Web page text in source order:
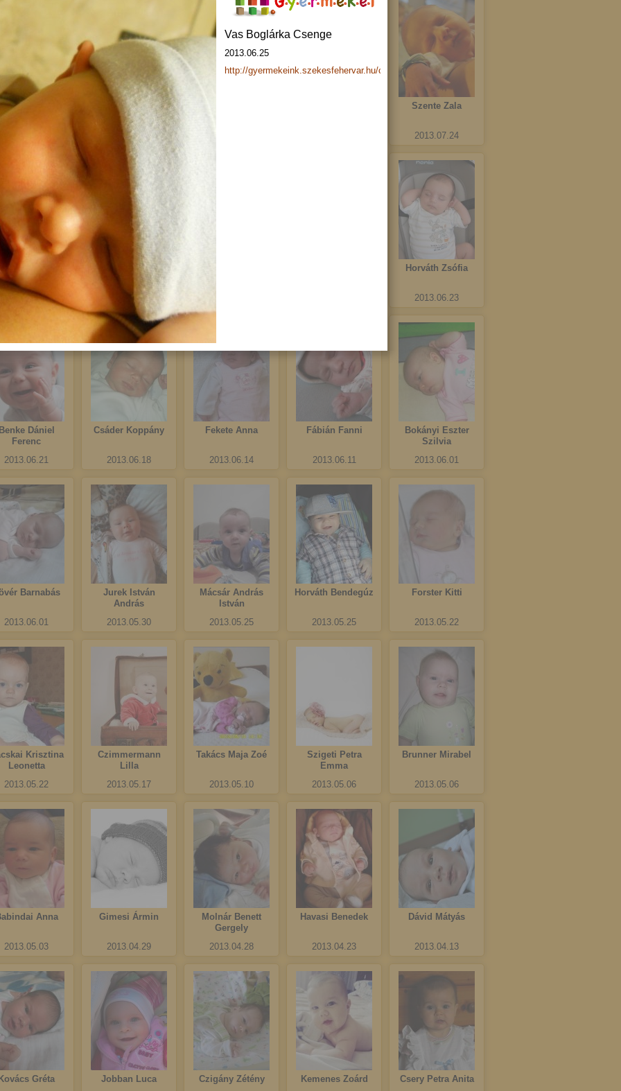
Kovács Maja Grabecz Dóra
2013.07.29
Szente Zala
2013.07.24
Noémi
2013.07.22
Törzsök Lara Kata
2013.07.05
Horváth Zsófia
2013.06.23
Dániel
Ferenc
2013.06.21
Csáder Koppány
2013.06.18
Fekete Anna
2013.06.14
Fábián Fanni
2013.06.11
Bokányi Eszter
Szilvia
2013.06.01
Barnabás
2013.06.01
Jurek István
András
2013.05.30
Mácsár András
István
2013.05.25
Horváth Bendegúz
2013.05.25
Forster Kitti
2013.05.22
Krisztina
Leonetta
2013.05.22
Czimmermann
Lilla
2013.05.17
Takács Maja Zoé
2013.05.10
Szigeti Petra
Emma
2013.05.06
Brunner Mirabel
2013.05.06
Anna
2013.05.03
Gimesi Ármin
2013.04.29
Molnár Benett
Gergely
2013.04.28
Havasi Benedek
2013.04.23
Dávid Mátyás
2013.04.13
Gréta Jobban Luca Czigány Zétény Kemenes Zoárd Csery Petra Anita
Vas Boglárka Csenge
2013.06.25
http://gyermekeink.szekesfehervar.hu/children/index/139